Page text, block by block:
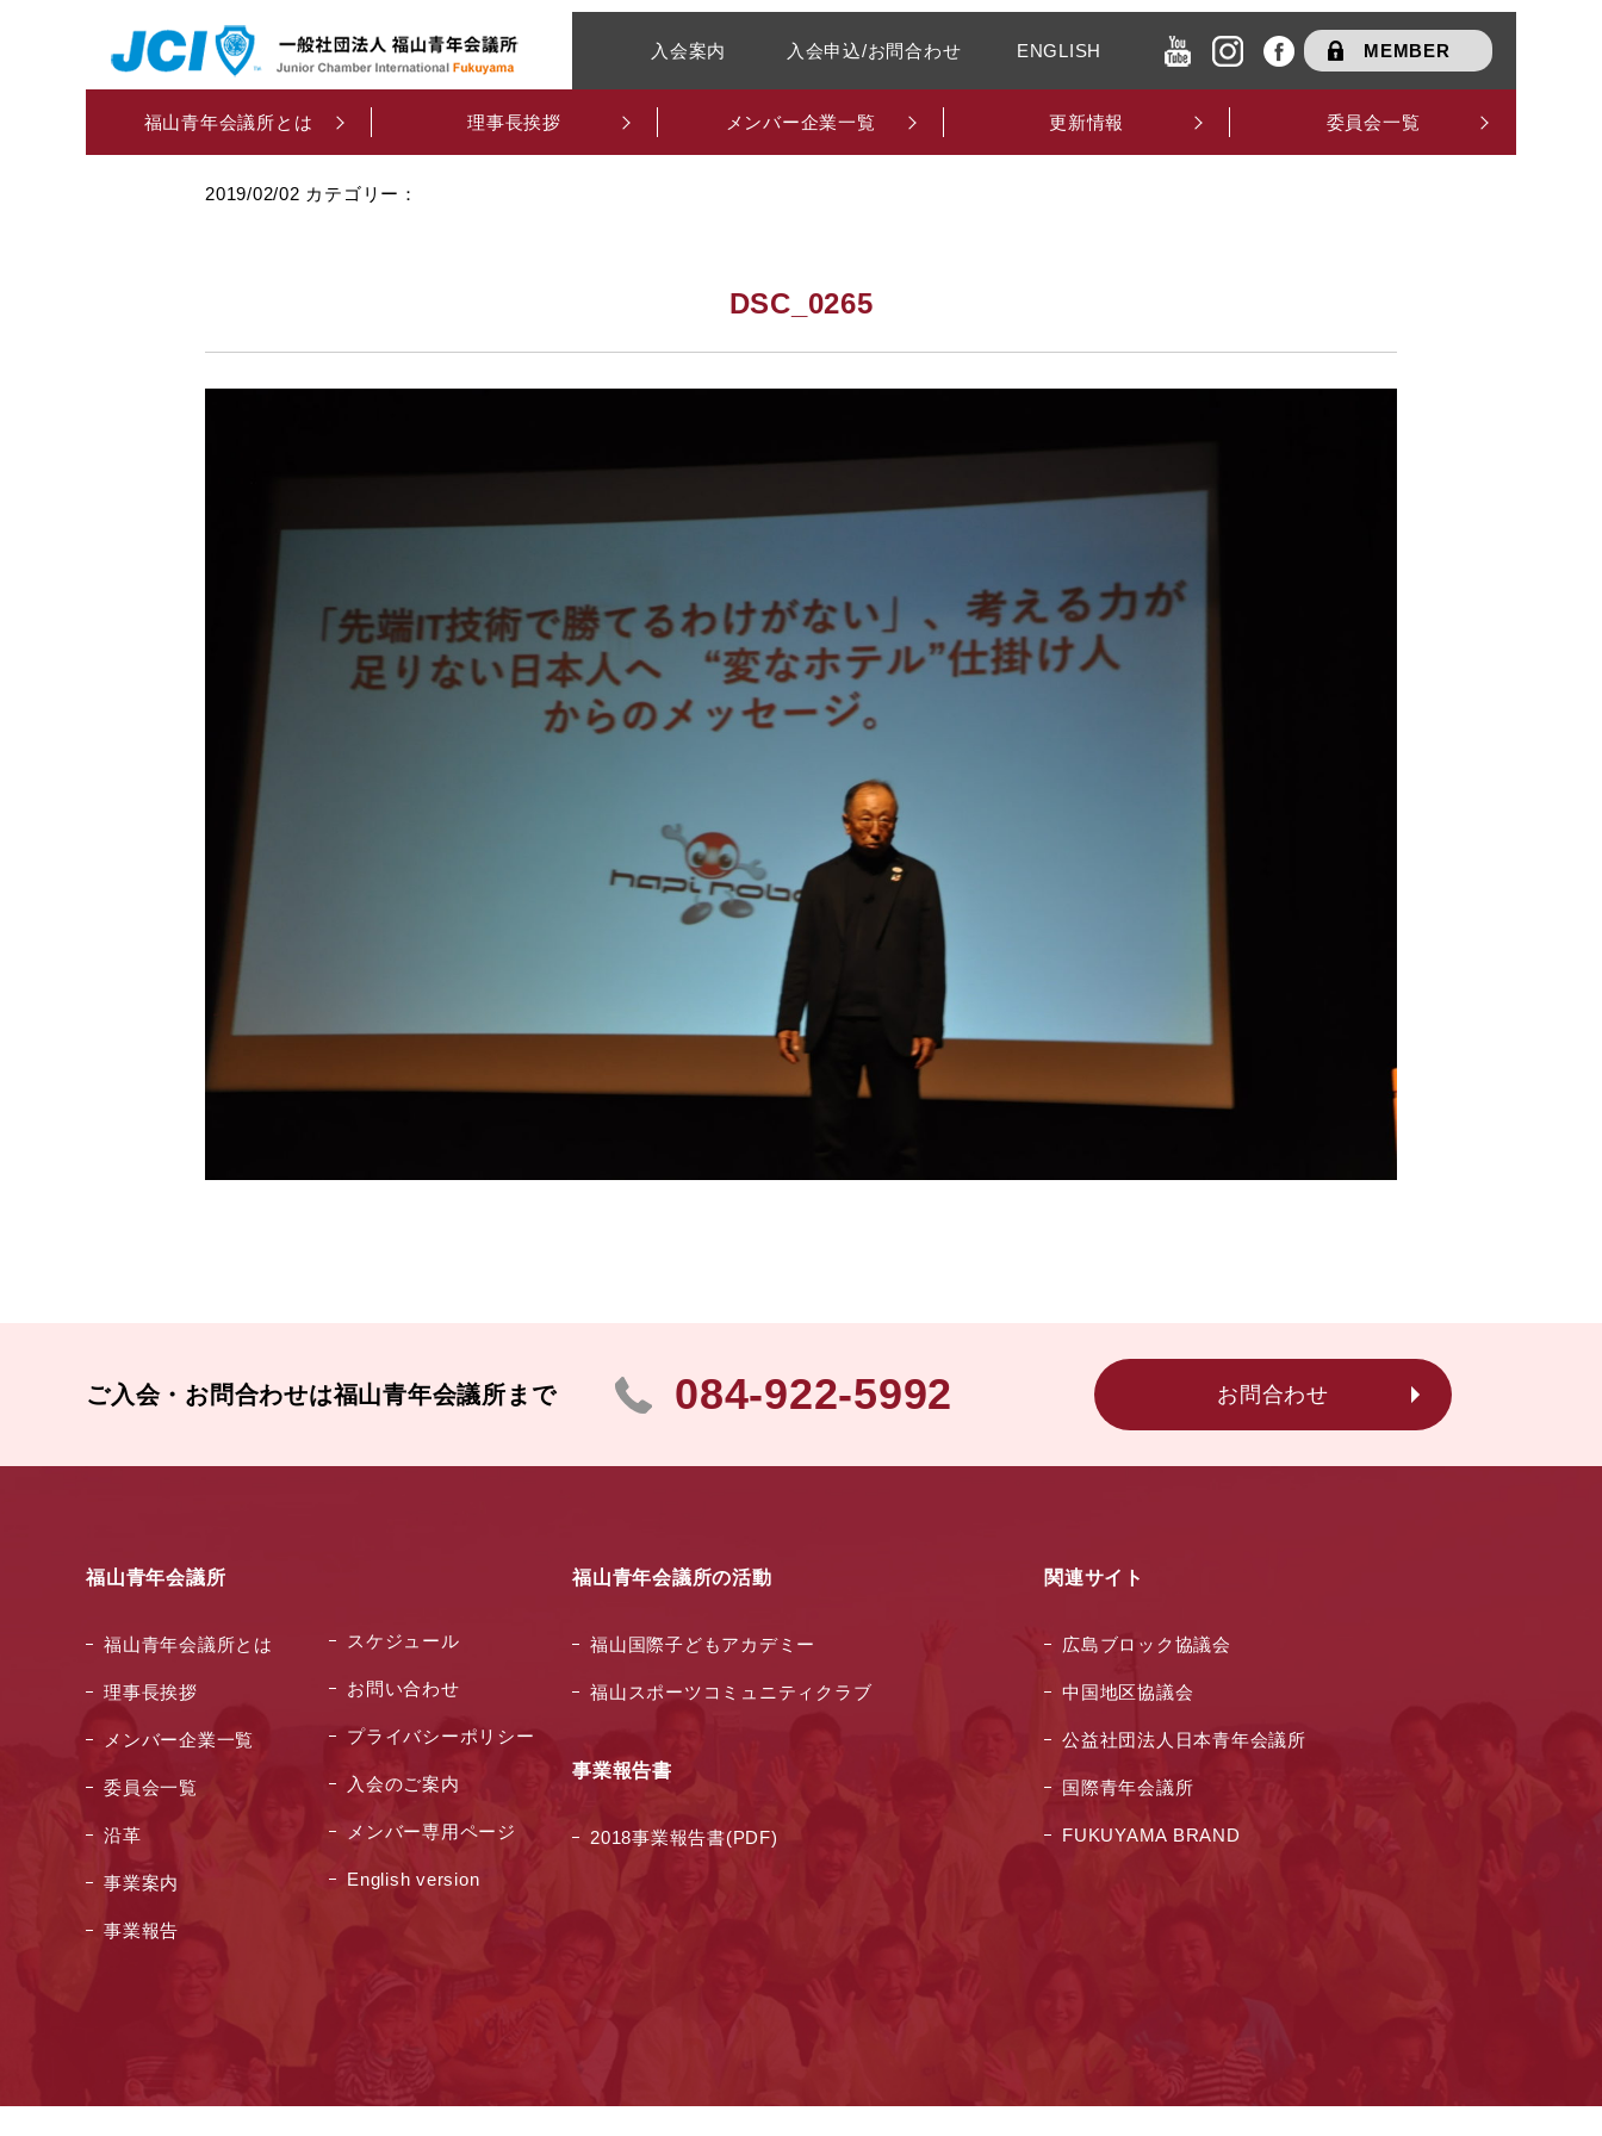
入会案内 入会申込/お問合わせ ENGLISH MEMBER
福山青年会議所とは 理事長挨拶 メンバー企業一覧 更新情報 委員会一覧
2019/02/02 カテゴリー：
DSC_0265
ご入会・お問合わせは福山青年会議所まで 084-922-5992 お問合わせ
福山青年会議所
福山青年会議所とは
理事長挨拶
メンバー企業一覧
委員会一覧
沿革
事業案内
事業報告
スケジュール
お問い合わせ
プライバシーポリシー
入会のご案内
メンバー専用ページ
English version
福山青年会議所の活動
福山国際子どもアカデミー
福山スポーツコミュニティクラブ
事業報告書
2018事業報告書(PDF)
関連サイト
広島ブロック協議会
中国地区協議会
公益社団法人日本青年会議所
国際青年会議所
FUKUYAMA BRAND